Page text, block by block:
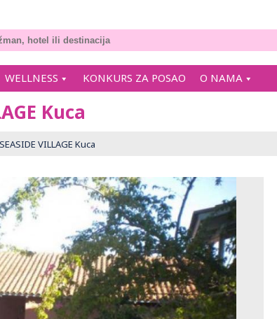
WELLNESS KONKURS ZA POSAO O NAMA
Kuca
VILLAGE Kuca